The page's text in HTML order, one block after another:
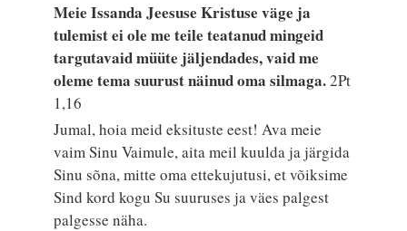
Meie Issanda Jeesuse Kristuse väge ja
tulemist ei ole me teile teatanud mingeid
targutavaid müüte jäljendades, vaid me
oleme tema suurust näinud oma silmaga.2Pt
1,16
Jumal, hoia meid eksituste eest! Ava meie
vaim Sinu Vaimule, aita meil kuulda ja järgida
Sinu sõna, mitte oma ettekujutusi, et võiksime
Sind kord kogu Su suuruses ja väes palgest
palgesse näha.